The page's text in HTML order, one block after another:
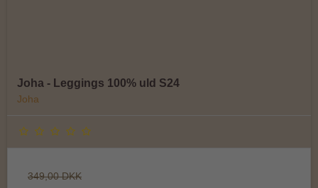
Joha - Leggings 100% uld S24
Joha
349,00 DKK